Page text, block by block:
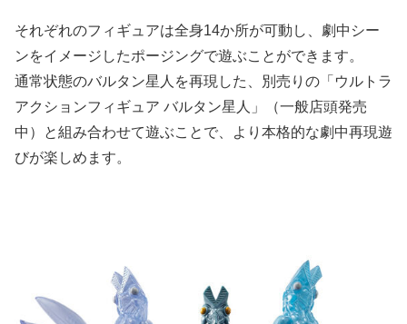
それぞれのフィギュアは全身14か所が可動し、劇中シー
ンをイメージしたポージングで遊ぶことができます。
通常状態のバルタン星人を再現した、別売りの「ウルトラ
アクションフィギュア バルタン星人」（一般店頭発売
中）と組み合わせて遊ぶことで、より本格的な劇中再現遊
びが楽しめます。